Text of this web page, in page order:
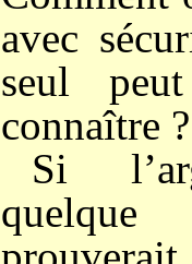
avec
seul
connaître ?
Si